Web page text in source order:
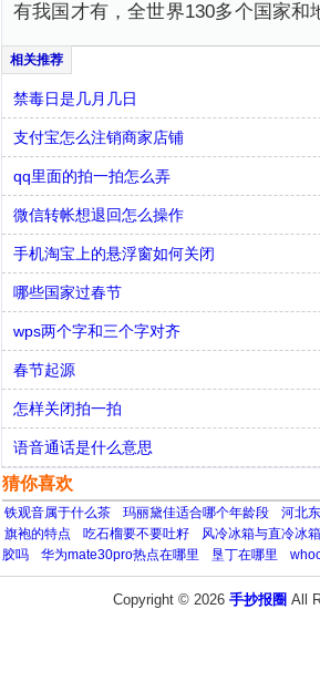
有我国才有，全世界130多个国家和
禁毒日是几月几日
支付宝怎么注销商家店铺
qq里面的拍一拍怎么弄
微信转帐想退回怎么操作
手机淘宝上的悬浮窗如何关闭
哪些国家过春节
wps两个字和三个字对齐
春节起源
怎样关闭拍一拍
语音通话是什么意思
猜你喜欢
铁观音属于什么茶 玛丽黛佳适合哪个年龄段 河北
旗袍的特点
吃石榴要不要吐籽 风冷冰箱与直冷冰
胶吗
华为mate30pro热点在哪里 垦丁在哪里
Copyright © 2026 手抄报圈 All